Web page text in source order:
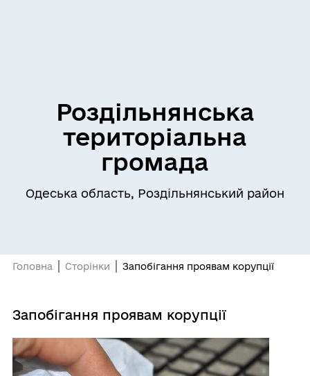
Роздільнянська
територіальна
громада
Одеська область, Роздільнянський район
Головна Сторінки Запобігання проявам корупції
Запобігання проявам корупції